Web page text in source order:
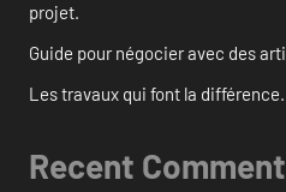
projet.
Guide pour négocier avec des
Les travaux qui font la différence.
Recent